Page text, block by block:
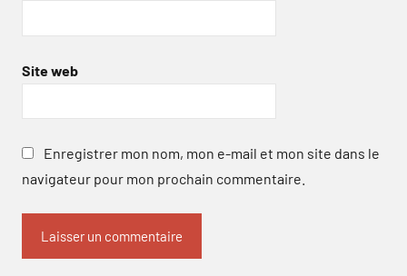
Site web
Enregistrer mon nom, mon e-mail et mon site dans le
navigateur pour mon prochain commentaire.